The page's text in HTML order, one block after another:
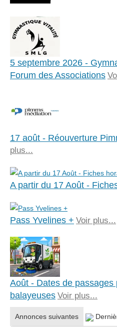
5 septembre 2026 -
Forum des Associations
17 août - Réouverture
plus...
A partir du 17 Août -
Pass Yvelines + Voir plus...
Août - Dates de passages
balayeuses Voir plus...
Annonces suivantes